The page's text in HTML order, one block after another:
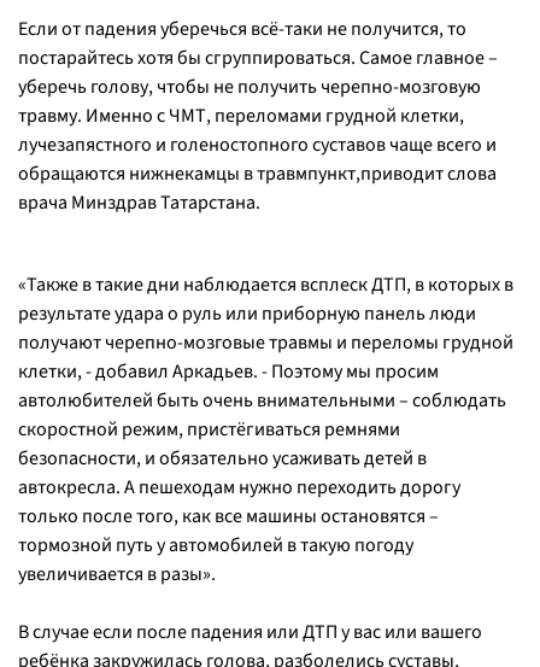
Если от падения уберечься всё-таки не получится, то
постарайтесь хотя бы сгруппироваться. Самое главное –
уберечь голову, чтобы не получить черепно-мозговую
травму. Именно с ЧМТ, переломами грудной клетки,
лучезапястного и голеностопного суставов чаще всего и
обращаются нижнекамцы в травмпункт,приводит слова
врача Минздрав Татарстана.
«Также в такие дни наблюдается всплеск ДТП, в которых в
результате удара о руль или приборную панель люди
получают черепно-мозговые травмы и переломы грудной
клетки,- добавил Аркадьев.- Поэтому мы просим
автолюбителей быть очень внимательными – соблюдать
скоростной режим, пристёгиваться ремнями
безопасности, и обязательно усаживать детей в
автокресла. А пешеходам нужно переходить дорогу
только после того, как все машины остановятся –
тормозной путь у автомобилей в такую погоду
увеличивается в разы».
В случае если после падения или ДТП у вас или вашего
ребёнка закружилась голова, разболелись суставы,